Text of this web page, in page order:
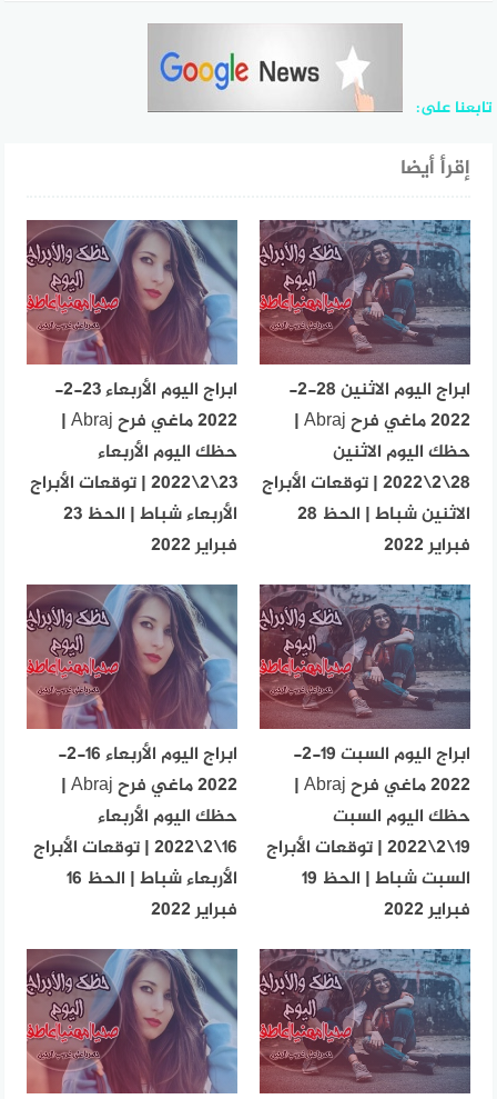
تابعنا على:
إقرأ أيضا
ابراج اليوم الاثنين 28-2-
2022 ماغي فرح Abraj |
حظك اليوم الاثنين
28\2\2022 | توقعات الأبراج
الاثنين شباط | الحظ 28
فبراير 2022
ابراج اليوم الأربعاء 23-2-
2022 ماغي فرح Abraj |
حظك اليوم الأربعاء
23\2\2022 | توقعات الأبراج
الأربعاء شباط | الحظ 23
فبراير 2022
ابراج اليوم السبت 19-2-
2022 ماغي فرح Abraj |
حظك اليوم السبت
19\2\2022 | توقعات الأبراج
السبت شباط | الحظ 19
فبراير 2022
ابراج اليوم الأربعاء 16-2-
2022 ماغي فرح Abraj |
حظك اليوم الأربعاء
16\2\2022 | توقعات الأبراج
الأربعاء شباط | الحظ 16
فبراير 2022